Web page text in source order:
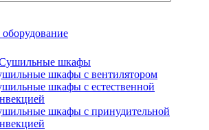
шкафы
шкафы с вентилятором
шкафы с естественной
шкафы с принудительной